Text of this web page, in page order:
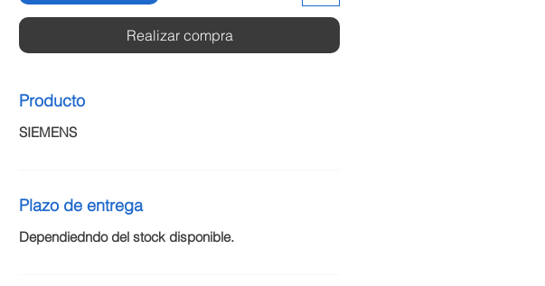
Realizar compra
Producto
SIEMENS
Plazo de entrega
Dependiedndo del stock disponible.